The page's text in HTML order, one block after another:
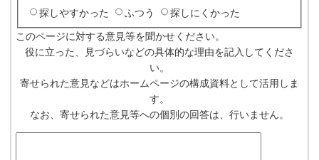
探しやすかった
ふつう 探しにくかった
このページに対する意見等を聞かせください。
役に立った、見づらいなどの具体的な理由を記入してくださ
い。
寄せられた意見などはホームページの構成資料として活用しま
す。
なお、寄せられた意見等への個別の回答は、行いません。